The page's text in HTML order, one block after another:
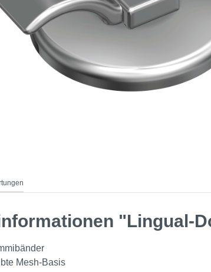
"Lingual-
Mesh-Basis